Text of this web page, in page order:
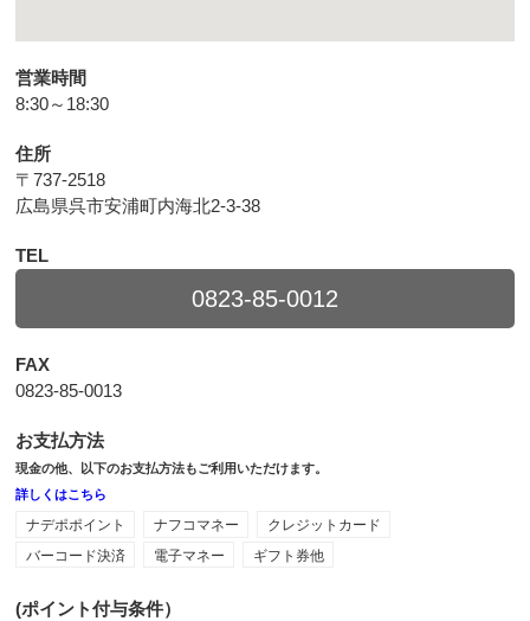
営業時間
8:30～18:30
住所
〒737-2518
広島県呉市安浦町内海北2-3-38
TEL
0823-85-0012
FAX
0823-85-0013
お支払方法
現金の他、以下のお支払方法もご利用いただけます。
詳しくはこちら
ナデポポイント ナフコマネー
クレジットカード
バーコード決済
電子マネー ギフト券他
(ポイント付与条件）